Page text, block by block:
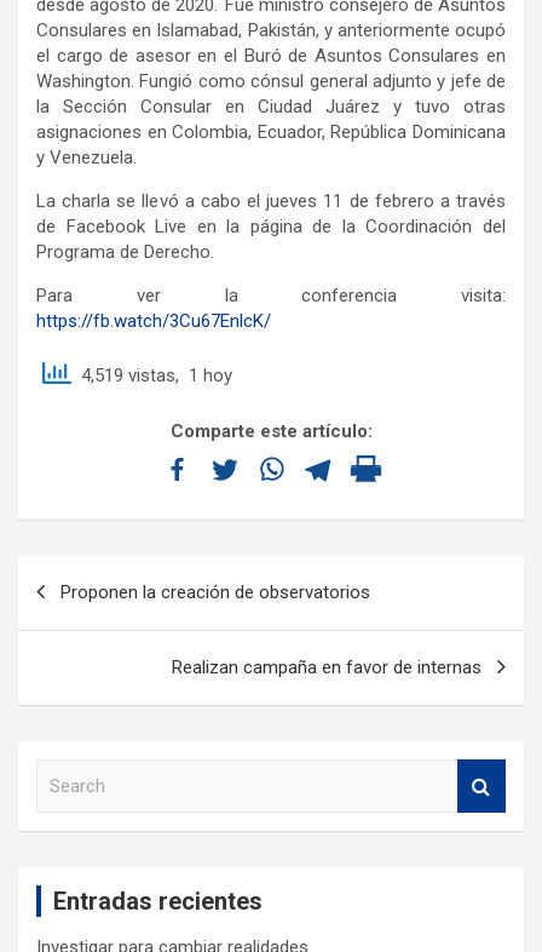
desde agosto de 2020. Fue ministro consejero de Asuntos
Consulares en Islamabad, Pakistán, y anteriormente ocupó
el cargo de asesor en el Buró de Asuntos Consulares en
Washington. Fungió como cónsul general adjunto y jefe de
la Sección Consular en Ciudad Juárez y tuvo otras
asignaciones en Colombia, Ecuador, República Dominicana
y Venezuela.
La charla se llevó a cabo el jueves 11 de febrero a través
de Facebook Live en la página de la Coordinación del
Programa de Derecho.
Para ver la conferencia visita:
https://fb.watch/3Cu67EnlcK/
4,519 vistas, 1 hoy
Comparte este artículo:
Proponen la creación de observatorios
Realizan campaña en favor de internas
Entradas recientes
Investigar para cambiar realidades